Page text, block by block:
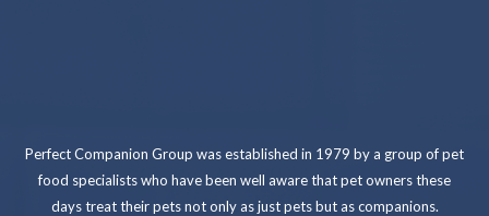
Perfect Companion Group was established in 1979 by a group of pet
food specialists who have been well aware that pet owners these
days treat their pets not only as just pets but as companions.